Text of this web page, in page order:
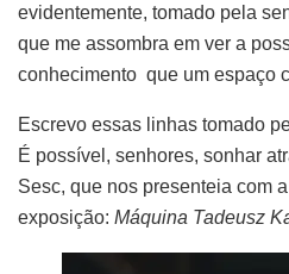
evidentemente, tomado pela
que me assombra em ver a
conhecimento que um espaço
Escrevo essas linhas tomado
É possível, senhores, sonhar
Sesc, que nos presenteia com
exposição: Máquina Tadeusz